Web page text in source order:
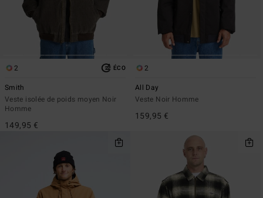
2 ÉCO
Smith
Veste isolée de poids moyen Noir
Homme
149,95 €
2
All Day
Veste Noir Homme
159,95 €